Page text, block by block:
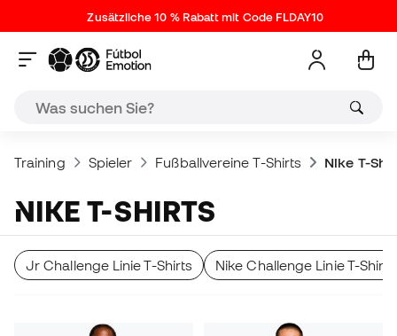
Zusätzliche 10 % Rabatt mit Code FLDAY10
Training Spieler Fußballvereine T-Shirts Nike T-
NIKE T-SHIRTS
Jr Challenge Linie T-Shirts Nike Challenge Linie T-Shirts